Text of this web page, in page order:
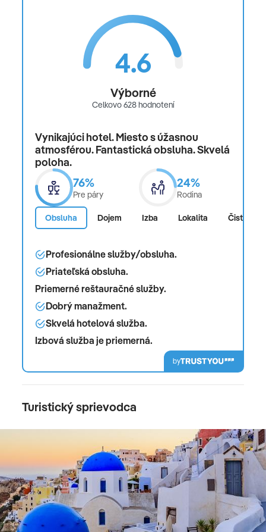
4.6
Výborné
Celkovo 628 hodnotení
Vynikajúci hotel. Miesto s úžasnou
atmosférou. Fantastická obsluha. Skvelá
poloha.
76%
Pre páry
24%
Rodina
Obsluha Dojem Izba Lokalita Čistota
Profesionálne služby/obsluha.
Priateľská obsluha.
Priemerné reštauračné služby.
Dobrý manažment.
Skvelá hotelová služba.
Izbová služba je priemerná.
by
Turistický sprievodca